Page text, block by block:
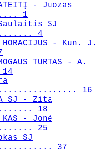
- Juozas
1
Saulaitis SJ
4
- Kun. J.
TURTAS - A.
16
SJ - Zita
18
KAS - Jonė
25
SJ
37